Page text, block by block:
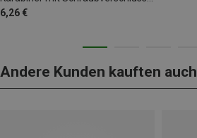
6,26 €
Andere Kunden kauften auch